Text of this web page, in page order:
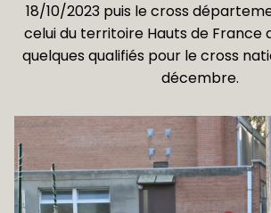
18/10/2023 puis le cross
celui du territoire Hauts de
quelques qualifiés pour le cross
décembre.